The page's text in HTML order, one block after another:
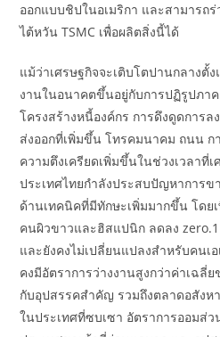
ออกแบบชิปในอเมริกา และสามาร
ไต้หวัน TSMC เพื่อผลิตสิ่งนี้ได้
แม้ว่าเศรษฐกิจจะเติบโตปานกลางตั้
งานในอนาคตขึ้นอยู่กับการปฏิรูปภาค
โครงสร้างหนี้องค์กร การดึงดูดการล
ส่งออกที่เพิ่มขึ้น โทรคมนาคม ถนน ก
ความตึงเครียดเพิ่มขึ้นในช่วงเวลาที่
ประเทศไทยกำลังประสบปัญหาการ
ด้านเทคนิคที่มีทักษะเพิ่มมากขึ้น โดย
คนผิวขาวและฮิสแปนิก ลดลง
และยังคงไม่เปลี่ยนแปลงสำหรับคนเ
คงมีอัตราการว่างงานสูงกว่าค่าเฉลี่
กับอุปสรรคสำคัญ รวมถึงตลาดอสัง
ในประเทศที่ซบเซา อัตราการออมส่